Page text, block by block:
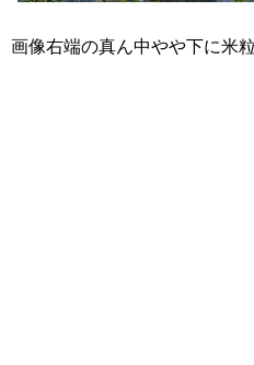
画像右端の真ん中やや下に米